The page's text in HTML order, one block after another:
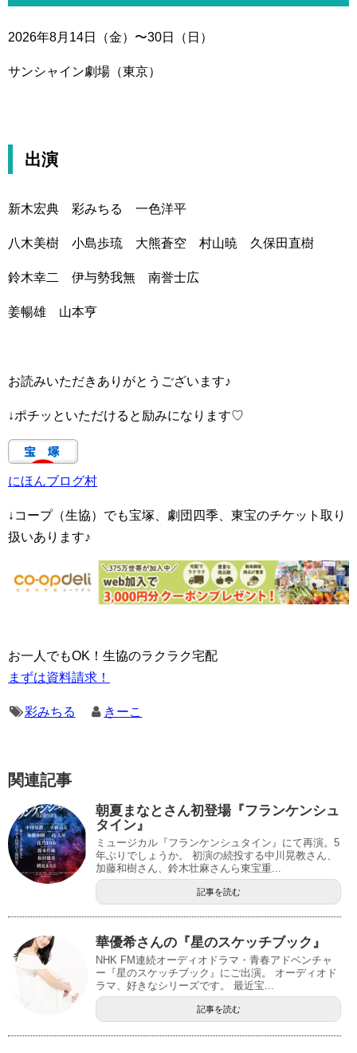
2026年8月14日（金）〜30日（日）
サンシャイン劇場（東京）
出演
新木宏典 彩みちる 一色洋平
八木美樹 小島歩琉 大熊蒼空 村山暁 久保田直樹
鈴木幸二 伊与勢我無 南誉士広
姜暢雄 山本亨
お読みいただきありがとうございます♪
↓ポチッといただけると励みになります♡
にほんブログ村
↓コープ（生協）でも宝塚、劇団四季、東宝のチケット取り
扱いあります♪
お一人でもOK！生協のラクラク宅配
まずは資料請求！
彩みちる きーこ
関連記事
朝夏まなとさん初登場『フランケンシュ
タイン』
ミュージカル『フランケンシュタイン』にて再演。5
年ぶりでしょうか。 初演の続投する中川晃教さん、
加藤和樹さん、鈴木壮麻さんら東宝重...
記事を読む
華優希さんの『星のスケッチブック』
NHK FM連続オーディオドラマ・青春アドベンチャ
ー『星のスケッチブック』にご出演。 オーディオド
ラマ、好きなシリーズです。 最近宝...
記事を読む